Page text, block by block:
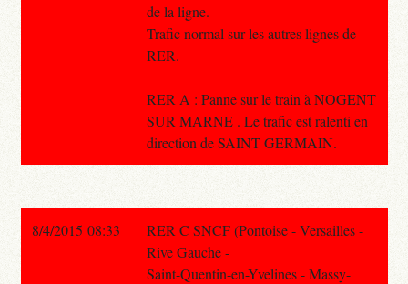
de la ligne.
Trafic normal sur les autres lignes de
RER.
RER A : Panne sur le train à NOGENT
SUR MARNE . Le trafic est ralenti en
direction de SAINT GERMAIN.
8/4/2015 08:33
RER C SNCF (Pontoise - Versailles -
Rive Gauche -
Saint-Quentin-en-Yvelines - Massy-